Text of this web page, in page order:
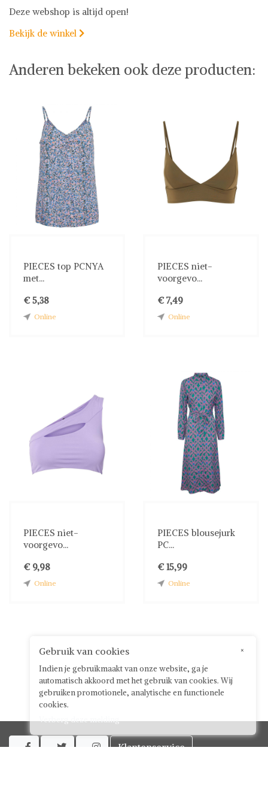
Deze webshop is altijd open!
Bekijk de winkel 
Anderen bekeken ook deze producten:
PIECES top PCNYA
met...
€ 5,38
Online
PIECES niet-
voorgevo...
€ 7,49
Online
PIECES niet-
voorgevo...
€ 9,98
Online
PIECES blousejurk
PC...
€ 15,99
Online
   Klantenservice
×
Gebruik van cookies
Indien je gebruikmaakt van onze website, ga je
automatisch akkoord met het gebruik van cookies. Wij
gebruiken promotionele, analytische en functionele
cookies.
Verberg deze melding